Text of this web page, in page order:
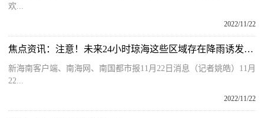
欢...
2022/11/22
焦点资讯：注意！未来24小时琼海这些区域存在降雨诱发灾害风险
新海南客户端、南海网、南国都市报11月22日消息（记者姚皓）11月
22...
2022/11/22